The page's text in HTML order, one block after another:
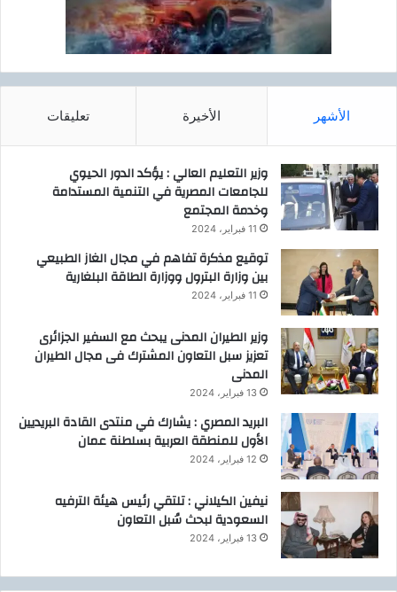
الأشهر الأخيرة تعليقات
وزير التعليم العالي : يؤكد الدور الحيوي
للجامعات المصرية في التنمية المستدامة
وخدمة المجتمع
11 فبراير، 2024
توقيع مذكرة تفاهم في مجال الغاز الطبيعي
بين وزارة البترول ووزارة الطاقة البلغارية
11 فبراير، 2024
وزير الطيران المدنى يبحث مع السفير الجزائرى
تعزيز سبل التعاون المشترك فى مجال الطيران
المدنى
13 فبراير، 2024
البريد المصري : يشارك في منتدى القادة البريديين
الأول للمنطقة العربية بسلطنة عمان
12 فبراير، 2024
نيفين الكيلاني : تلتقي رئيس هيئة الترفيه
السعودية لبحث سُبل التعاون
13 فبراير، 2024